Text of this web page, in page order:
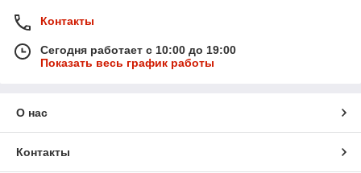
Контакты
Сегодня работает с 10:00 до 19:00
Показать весь график работы
О нас
Контакты